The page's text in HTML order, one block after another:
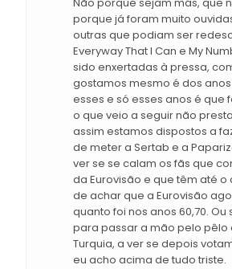
porque já foram muito
outras que podiam ser
Everyway That I Can e My
sido enxertadas à pressa,
gostamos mesmo é dos anos
esses e só esses anos é que
o que veio a seguir não
assim estamos dispostos a
de meter a Sertab e a
ver se se calam os fãs que
da Eurovisão e que têm até
de achar que a Eurovisão
quanto foi nos anos 60,70. Ou
para passar a mão pelo pêlo
Turquia, a ver se depois
eu acho acima de tudo triste.